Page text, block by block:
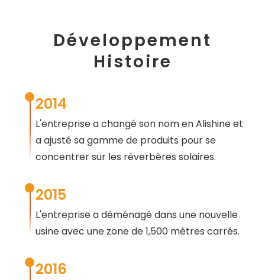
Développement
Histoire
2014
L'entreprise a changé son nom en Alishine et
a ajusté sa gamme de produits pour se
concentrer sur les réverbères solaires.
2015
L'entreprise a déménagé dans une nouvelle
usine avec une zone de 1,500 mètres carrés.
2016